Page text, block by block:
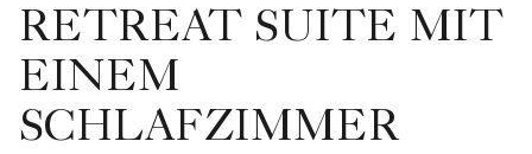
RETREAT SUITE MIT
EINEM
SCHLAFZIMMER